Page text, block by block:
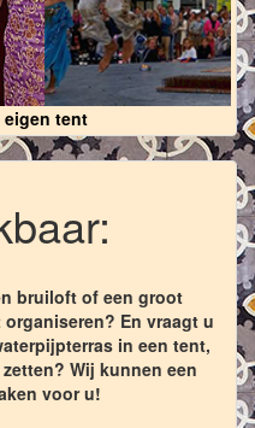
eigen tent
bruiloft of een groot
En vraagt u
in een tent,
Wij kunnen een
voor u!